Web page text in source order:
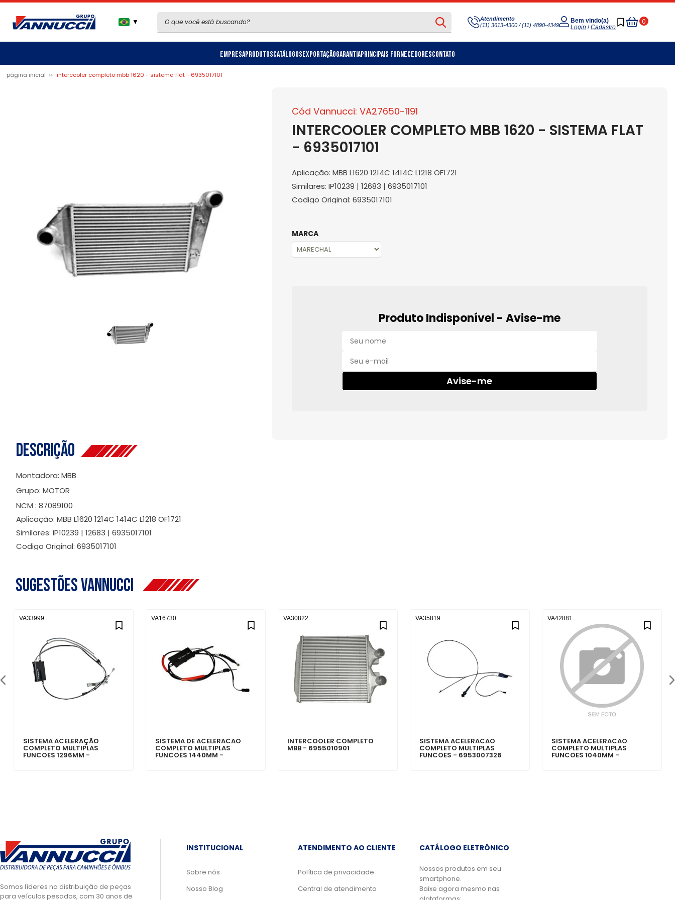
▼
Atendimento
(11) 3613-4300 / (11) 4890-4349
Bem vindo(a)
Login /Cadastro
0
Meu
Carrinho
EmpresaProdutosCatálogosExportaçãoGarantiaPrincipais FornecedoresContato
página inicial intercooler completo mbb 1620 - sistema flat - 6935017101
Cód Vannucci: VA27650-1191
INTERCOOLER COMPLETO MBB 1620 - SISTEMA FLAT
- 6935017101
Aplicação: MBB L1620 1214C 1414C L1218 OF1721
Similares: IP10239 | 12683 | 6935017101
Codigo Original: 6935017101
MARCA
Produto Indisponível - Avise-me
Avise-me
Descrição
Montadora: MBB
Grupo: MOTOR
NCM : 87089100
Aplicação: MBB L1620 1214C 1414C L1218 OF1721
Similares: IP10239 | 12683 | 6935017101
Codigo Original: 6935017101
Sugestões Vannucci
SISTEMA ACELERAÇÃO
COMPLETO MULTIPLAS
FUNCOES 1296MM -
VA33999
SISTEMA DE ACELERACAO
COMPLETO MULTIPLAS
FUNCOES 1440MM -
VA16730
INTERCOOLER COMPLETO
MBB - 6955010901
VA30822
SISTEMA ACELERACAO
COMPLETO MULTIPLAS
FUNCOES - 6953007326
VA35819
SISTEMA ACELERACAO
COMPLETO MULTIPLAS
FUNCOES 1040MM -
VA42881
Somos líderes na distribuição de peças
para veículos pesados, com 30 anos de
INSTITUCIONAL
Sobre nós
Nosso Blog
ATENDIMENTO AO CLIENTE
Política de privacidade
Central de atendimento
CATÁLOGO ELETRÔNICO
Nossos produtos em seu
smartphone.
Baixe agora mesmo nas